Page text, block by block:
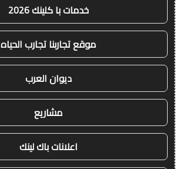
خدمات با كلينك 2026
موقع تجاربنا تجارب الحياه
ديوان العرب
مشاريع
اعلانات باك لينك